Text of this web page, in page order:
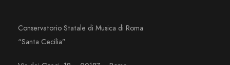
Conservatorio Statale di Musica di Roma
“Santa Cecilia”